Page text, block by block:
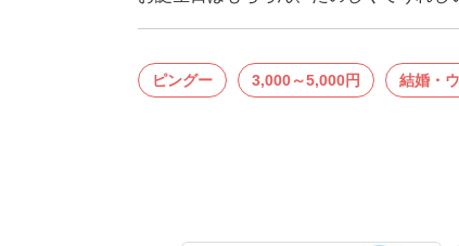
ピングー 3,000～5,000円 結婚・